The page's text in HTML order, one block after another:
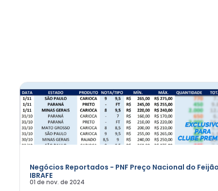
Negócios Reportados - PNF Preço Nacional do
IBRAFE
01 de nov. de 2024